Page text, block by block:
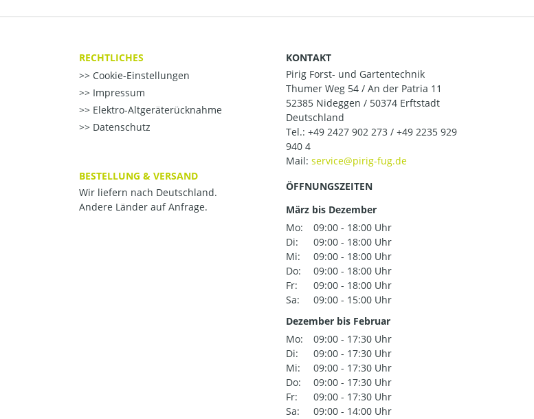
RECHTLICHES
Cookie-Einstellungen
Impressum
Elektro-Altgeräterücknahme
Datenschutz
BESTELLUNG & VERSAND
Wir liefern nach Deutschland.
Andere Länder auf Anfrage.
KONTAKT
Pirig Forst- und Gartentechnik
Thumer Weg 54 / An der Patria 11
52385 Nideggen / 50374 Erftstadt
Deutschland
Tel.: +49 2427 902 273 / +49 2235 929
940 4
Mail:
ÖFFNUNGSZEITEN
März bis Dezember
Mo:
09:00 - 18:00 Uhr
Di:
09:00 - 18:00 Uhr
Mi:
09:00 - 18:00 Uhr
Do:
09:00 - 18:00 Uhr
Fr:
09:00 - 18:00 Uhr
Sa:
09:00 - 15:00 Uhr
Dezember bis Februar
Mo:
09:00 - 17:30 Uhr
Di:
09:00 - 17:30 Uhr
Mi:
09:00 - 17:30 Uhr
Do:
09:00 - 17:30 Uhr
Fr:
09:00 - 17:30 Uhr
Sa:
09:00 - 14:00 Uhr